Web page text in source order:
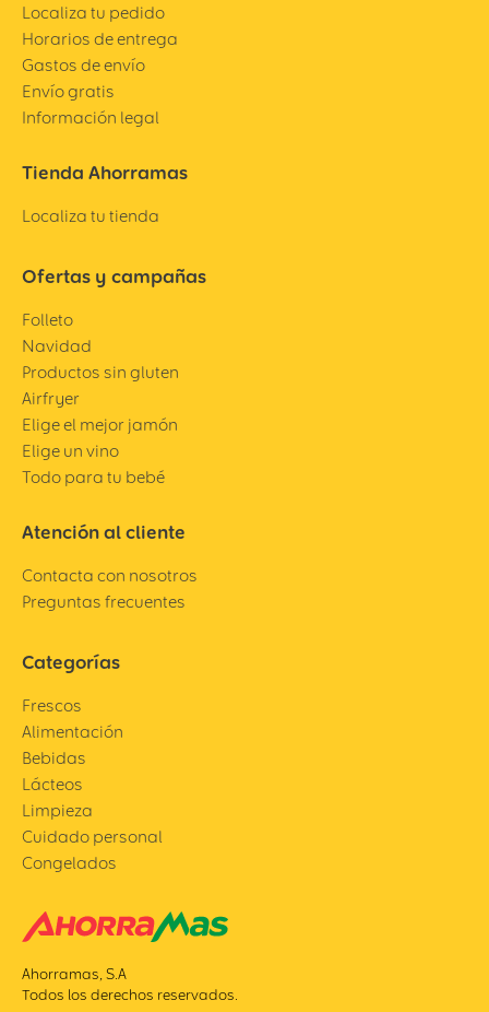
Localiza tu pedido
Horarios de entrega
Gastos de envío
Envío gratis
Información legal
Tienda Ahorramas
Localiza tu tienda
Ofertas y campañas
Folleto
Navidad
Productos sin gluten
Airfryer
Elige el mejor jamón
Elige un vino
Todo para tu bebé
Atención al cliente
Contacta con nosotros
Preguntas frecuentes
Categorías
Frescos
Alimentación
Bebidas
Lácteos
Limpieza
Cuidado personal
Congelados
Ahorramas, S.A
Todos los derechos reservados.